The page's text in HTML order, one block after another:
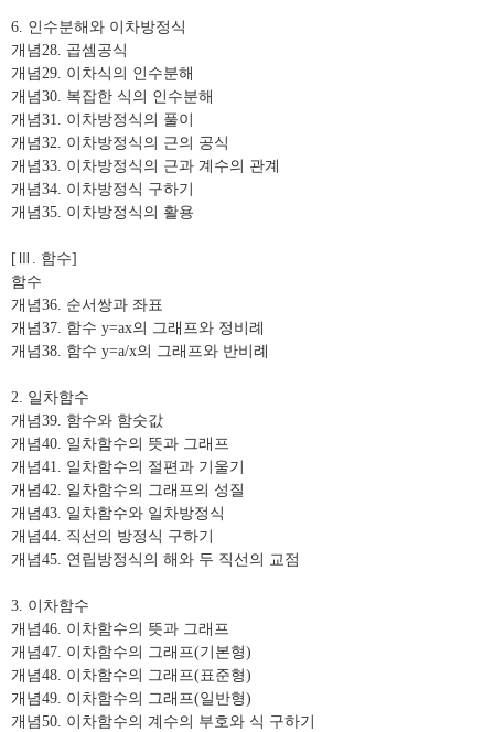
6. 인수분해와 이차방정식
개념28. 곱셈공식
개념29. 이차식의 인수분해
개념30. 복잡한 식의 인수분해
개념31. 이차방정식의 풀이
개념32. 이차방정식의 근의 공식
개념33. 이차방정식의 근과 계수의 관계
개념34. 이차방정식 구하기
개념35. 이차방정식의 활용
[ . 함수]
함수
개념36. 순서쌍과 좌표
개념37. 함수 y=ax의 그래프와 정비례
개념38. 함수 y=a/x의 그래프와 반비례
2. 일차함수
개념39. 함수와 함숫값
개념40. 일차함수의 뜻과 그래프
개념41. 일차함수의 절편과 기울기
개념42. 일차함수의 그래프의 성질
개념43. 일차함수와 일차방정식
개념44. 직선의 방정식 구하기
개념45. 연립방정식의 해와 두 직선의 교점
3. 이차함수
개념46. 이차함수의 뜻과 그래프
개념47. 이차함수의 그래프(기본형)
개념48. 이차함수의 그래프(표준형)
개념49. 이차함수의 그래프(일반형)
개념50. 이차함수의 계수의 부호와 식 구하기